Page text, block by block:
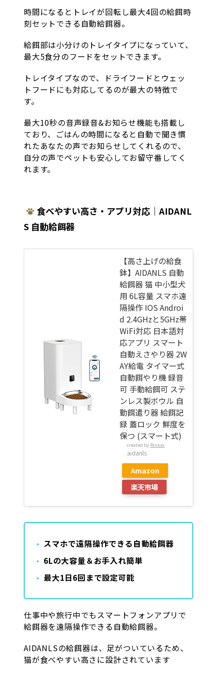
時間になるとトレイが回転し最大4回の給餌時
刻セットできる自動給餌器。
給餌部は小分けのトレイタイプになっていて、
最大5食分のフードをセットできます。
トレイタイプなので、ドライフードとウェッ
トフードにも対応してるのが最大の特徴で
す。
最大10秒の音声録音&お知らせ機能も搭載し
ており、ごはんの時間になると自動で聞き慣
れたあなたの声でお知らせしてくれるので、
自分の声でペットも安心してお留守番してく
れます。
食べやすい高さ・アプリ対応｜AIDANL
S 自動給餌器
【高さ上げの給食
鉢】AIDANLS 自動
給餌器 猫 中小型犬
用 6L容量 スマホ遠
隔操作 IOS Androi
d 2.4GHzと5GHz帯
WiFi対応 日本語対
応アプリ スマート
自動えさやり器 2W
AY給電 タイマー式
自動餌やり機 録音
可 手動給餌可 ステ
ンレス製ボウル 自
動餌遣り器 給餌記
録 蓋ロック 鮮度を
保つ (スマート式)
created by Rinker
aidanls
Amazon
楽天市場
スマホで遠隔操作できる自動給餌器
6Lの大容量＆お手入れ簡単
最大1日6回まで設定可能
仕事中や旅行中でもスマートフォンアプリで
給餌器を遠隔操作できる自動給餌器。
AIDANLSの給餌器は、足がついているため、
猫が食べやすい高さに設計されています